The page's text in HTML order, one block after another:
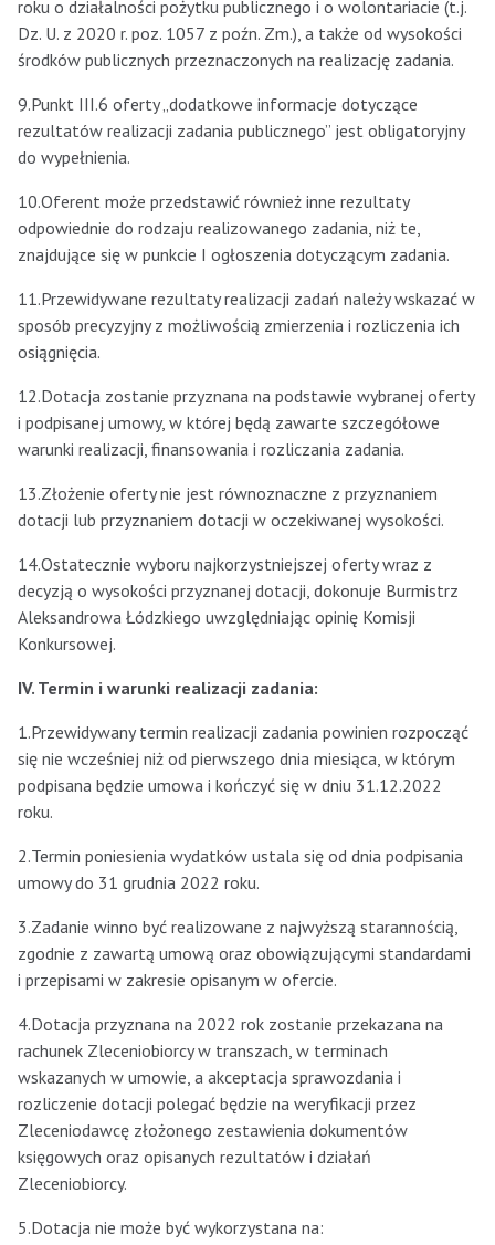
roku o działalności pożytku publicznego i o wolontariacie (t.j.
Dz. U. z 2020 r. poz. 1057 z poźn. Zm.), a także od wysokości
środków publicznych przeznaczonych na realizację zadania.
9.Punkt III.6 oferty „dodatkowe informacje dotyczące
rezultatów realizacji zadania publicznego” jest obligatoryjny
do wypełnienia.
10.Oferent może przedstawić również inne rezultaty
odpowiednie do rodzaju realizowanego zadania, niż te,
znajdujące się w punkcie I ogłoszenia dotyczącym zadania.
11.Przewidywane rezultaty realizacji zadań należy wskazać w
sposób precyzyjny z możliwością zmierzenia i rozliczenia ich
osiągnięcia.
12.Dotacja zostanie przyznana na podstawie wybranej oferty
i podpisanej umowy, w której będą zawarte szczegółowe
warunki realizacji, finansowania i rozliczania zadania.
13.Złożenie oferty nie jest równoznaczne z przyznaniem
dotacji lub przyznaniem dotacji w oczekiwanej wysokości.
14.Ostatecznie wyboru najkorzystniejszej oferty wraz z
decyzją o wysokości przyznanej dotacji, dokonuje Burmistrz
Aleksandrowa Łódzkiego uwzględniając opinię Komisji
Konkursowej.
IV. Termin i warunki realizacji zadania:
1.Przewidywany termin realizacji zadania powinien rozpocząć
się nie wcześniej niż od pierwszego dnia miesiąca, w którym
podpisana będzie umowa i kończyć się w dniu 31.12.2022
roku.
2.Termin poniesienia wydatków ustala się od dnia podpisania
umowy do 31 grudnia 2022 roku.
3.Zadanie winno być realizowane z najwyższą starannością,
zgodnie z zawartą umową oraz obowiązującymi standardami
i przepisami w zakresie opisanym w ofercie.
4.Dotacja przyznana na 2022 rok zostanie przekazana na
rachunek Zleceniobiorcy w transzach, w terminach
wskazanych w umowie, a akceptacja sprawozdania i
rozliczenie dotacji polegać będzie na weryfikacji przez
Zleceniodawcę złożonego zestawienia dokumentów
księgowych oraz opisanych rezultatów i działań
Zleceniobiorcy.
5.Dotacja nie może być wykorzystana na: